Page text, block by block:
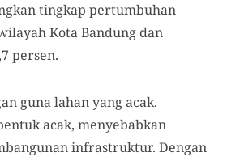
tingkap pertumbuhan
Kota Bandung dan
persen.
guna lahan yang acak.
acak, menyebabkan
infrastruktur. Dengan